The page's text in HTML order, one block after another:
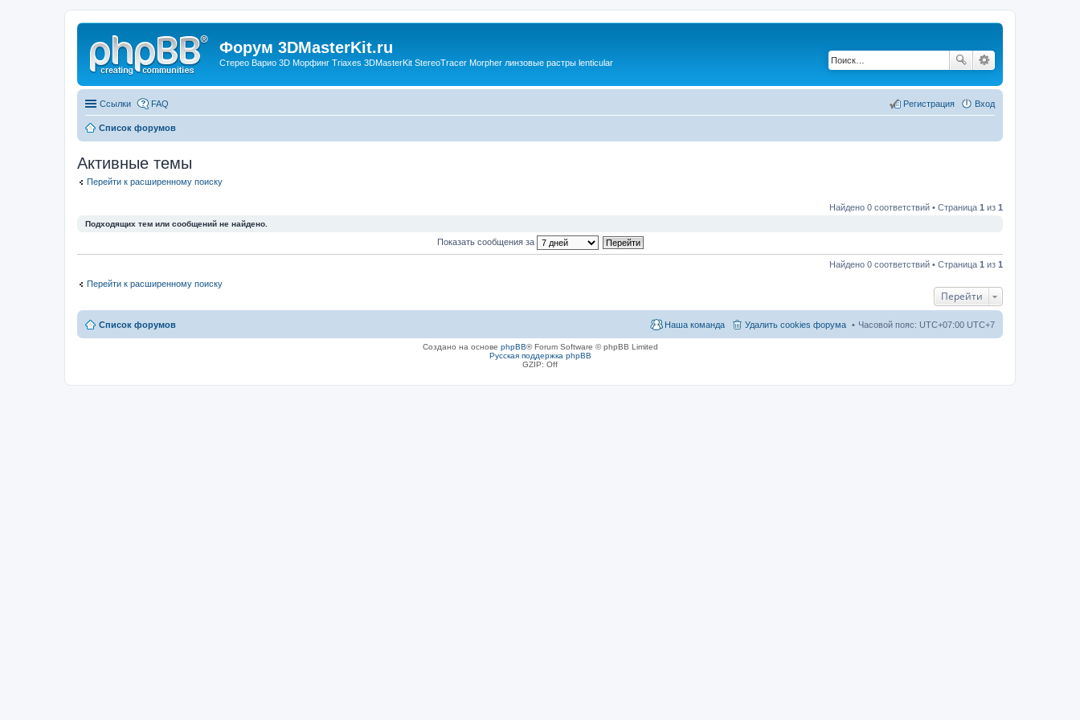
Форум 3DMasterKit.ru
Стерео Варио 3D Морфинг Triaxes 3DMasterKit StereoTracer Morpher линзовые растры lenticular
Ссылки FAQ Вход
Регистрация
Список форумов
Активные темы
Перейти к расширенному поиску
Найдено 0 соответствий • Страница 1 из 1
Подходящих тем или сообщений не найдено.
Показать сообщения за
Найдено 0 соответствий • Страница 1 из 1
Перейти к расширенному поиску
Перейти
Список форумов Часовой пояс: UTC+07:00 UTC+7
Удалить cookies форума
Наша команда
Создано на основе phpBB® Forum Software © phpBB Limited
Русская поддержка phpBB
GZIP: Off